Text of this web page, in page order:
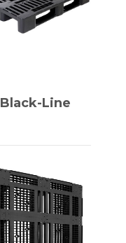
Black-Line